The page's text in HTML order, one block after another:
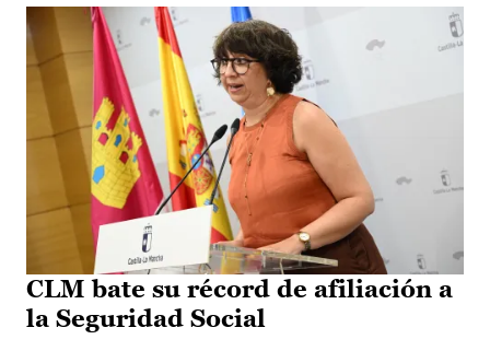
CLM bate su récord de afiliación a
la Seguridad Social